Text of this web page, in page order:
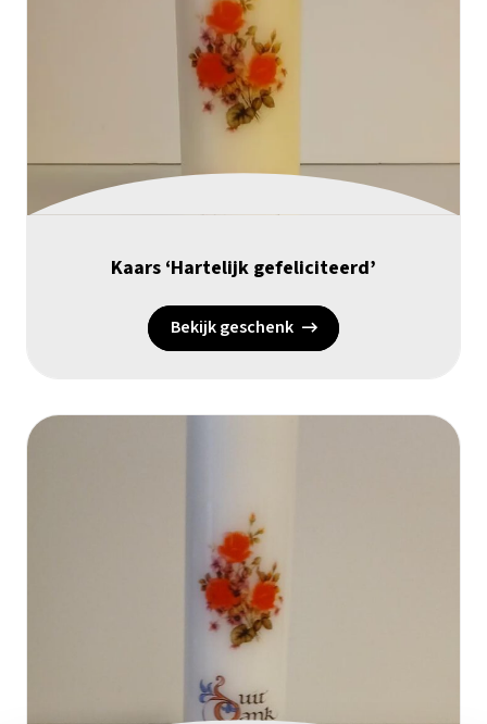
Kaars ‘Hartelijk gefeliciteerd’
Bekijk geschenk